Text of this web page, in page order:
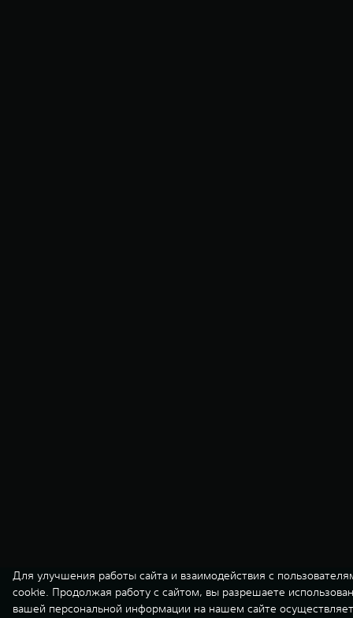
Для улучшения работы сайта и взаимодействия с
cookie. Продолжая работу с сайтом, вы разрешаете
вашей персональной информации на нашем сайте